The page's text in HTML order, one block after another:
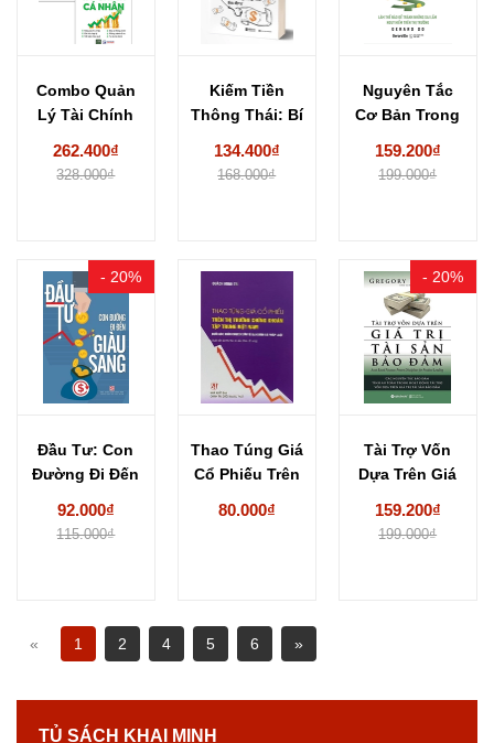
Combo Quản
Lý Tài Chính
262.400₫
328.000₫
Kiếm Tiền
Thông Thái: Bí
134.400₫
168.000₫
Nguyên Tắc
Cơ Bản Trong
159.200₫
199.000₫
- 20%
Đầu Tư: Con
Đường Đi Đến
92.000₫
115.000₫
Thao Túng Giá
Cổ Phiếu Trên
80.000₫
- 20%
Tài Trợ Vốn
Dựa Trên Giá
159.200₫
199.000₫
« 1 2 4 5 6 »
TỦ SÁCH KHAI MINH